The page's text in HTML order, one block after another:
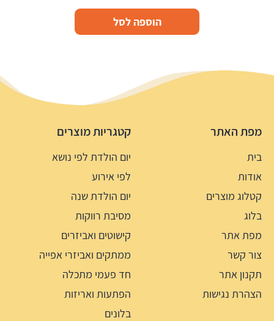
הוספה לסל
מפת האתר
בית
אודות
קטלוג מוצרים
בלוג
מפת אתר
צור קשר
תקנון אתר
הצהרת נגישות
קטגריות מוצרים
יום הולדת לפי נושא
לפי אירוע
יום הולדת שנה
מסיבת רווקות
קישוטים ואביזרים
ממתקים ואביזרי אפייה
חד פעמי מתכלה
הפתעות ואריזות
בלונים